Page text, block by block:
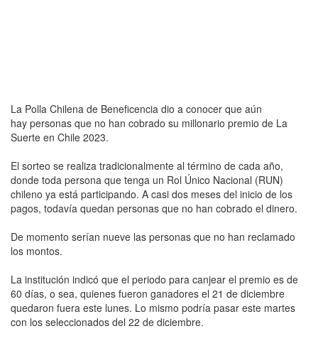
La Polla Chilena de Beneficencia dio a conocer que aún
hay personas que no han cobrado su millonario premio de La
Suerte en Chile 2023.
El sorteo se realiza tradicionalmente al término de cada año,
donde toda persona que tenga un Rol Único Nacional (RUN)
chileno ya está participando. A casi dos meses del inicio de los
pagos, todavía quedan personas que no han cobrado el dinero.
De momento serían nueve las personas que no han reclamado
los montos.
La institución indicó que el periodo para canjear el premio es de
60 días, o sea, quienes fueron ganadores el 21 de diciembre
quedaron fuera este lunes. Lo mismo podría pasar este martes
con los seleccionados del 22 de diciembre.